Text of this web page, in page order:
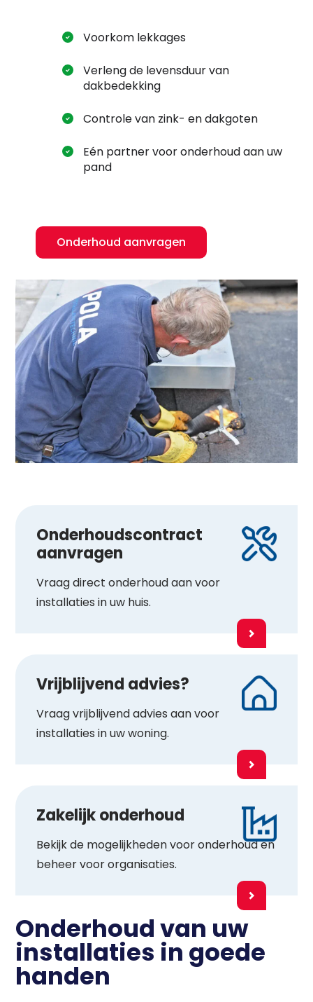
Waar ben je naar op zoek?
Voorkom lekkages
Verleng de levensduur van
dakbedekking
Controle van zink- en dakgoten
Eén partner voor onderhoud aan uw
pand
Onderhoud aanvragen
Onderhoudscontract
aanvragen
Vraag direct onderhoud aan voor
installaties in uw huis.
Vrijblijvend advies?
Vraag vrijblijvend advies aan voor
installaties in uw woning.
Zakelijk onderhoud
Bekijk de mogelijkheden voor onderhoud en
beheer voor organisaties.
Onderhoud van uw
installaties in goede
handen